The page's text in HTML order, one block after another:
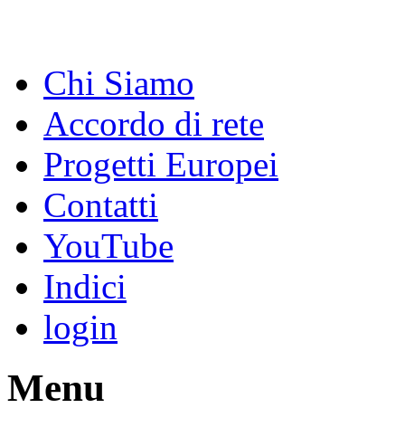
Chi Siamo
Accordo di rete
Progetti Europei
Contatti
YouTube
Indici
login
Menu